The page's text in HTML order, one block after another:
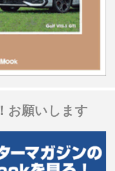
お願いします